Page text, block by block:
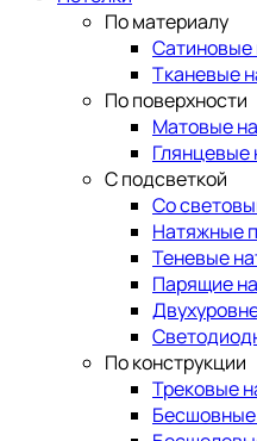
По материалу
Сатиновые
Тканевые
По поверхности
Матовые
Глянцевые
С подсветкой
Со
Натяжные
Теневые
Парящие
По конструкции
Трековые